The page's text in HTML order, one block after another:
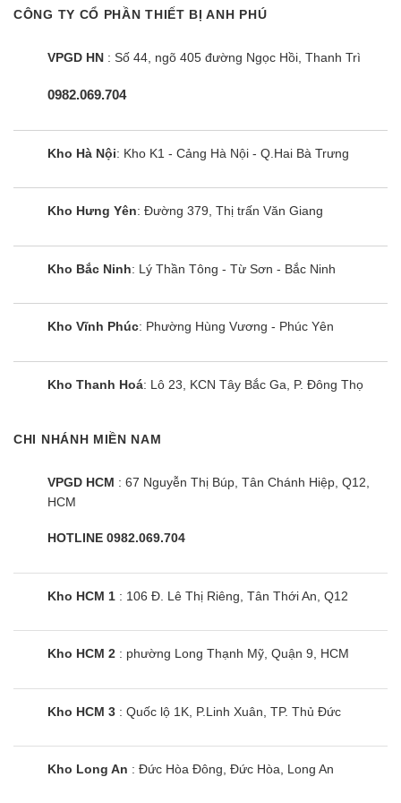
đến gần.
Cùng Chủ Đề:
Máy giặt sấy Electrolux
EWW1024P5WB | 10kg cửa ngang
inverter
CÔNG TY CỔ PHẦN THIẾT BỊ ANH PHÚ
VPGD HN : Số 44, ngõ 405 đường Ngọc Hồi, Thanh Trì
0982.069.704
Kho Hà Nội: Kho K1 - Cảng Hà Nội - Q.Hai Bà Trưng
Kho Hưng Yên: Đường 379, Thị trấn Văn Giang
Kho Bắc Ninh: Lý Thần Tông - Từ Sơn - Bắc Ninh
Kho Vĩnh Phúc: Phường Hùng Vương - Phúc Yên
Kho Thanh Hoá: Lô 23, KCN Tây Bắc Ga, P. Đông Thọ
CHI NHÁNH MIỀN NAM
VPGD HCM : 67 Nguyễn Thị Búp, Tân Chánh Hiệp, Q12,
HCM
HOTLINE 0982.069.704
Kho HCM 1 : 106 Đ. Lê Thị Riêng, Tân Thới An, Q12
Kho HCM 2 : phường Long Thạnh Mỹ, Quận 9, HCM
Kho HCM 3 : Quốc lộ 1K, P.Linh Xuân, TP. Thủ Đức
Kho Long An : Đức Hòa Đông, Đức Hòa, Long An